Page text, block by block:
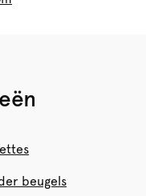
beugels